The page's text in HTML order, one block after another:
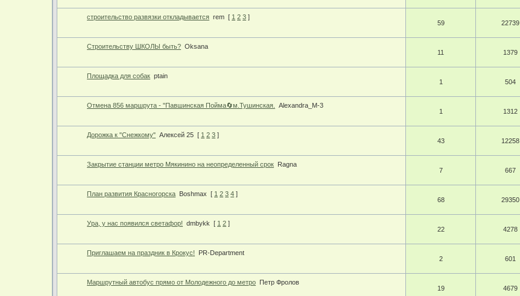
строительство развязки откладывается rem [ 1 2 3 ]
59
22739
Строительству ШКОЛЫ быть? Oksana
11
1379
Площадка для собак ptain
1
504
Отмена 856 маршрута - "Павшинская Пойма🔄м.Тушинская.
Alexandra_M-3
1
1312
Дорожка к "Снежкому" Алексей 25 [ 1 2 3 ]
43
12258
Закрытие станции метро Мякинино на неопределенный срок Ragna
7
667
План развития Красногорска Boshmax [ 1 2 3 4 ]
68
29350
Ура, у нас появился светафор! dmbykk [ 1 2 ]
22
4278
Приглашаем на праздник в Крокус!
PR-Department
2
601
Маршрутный автобус прямо от Молодежного до метро Петр Фролов
19
4679